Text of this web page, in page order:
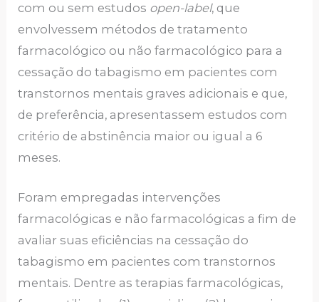
com ou sem estudos open-label, que
envolvessem métodos de tratamento
farmacológico ou não farmacológico para a
cessação do tabagismo em pacientes com
transtornos mentais graves adicionais e que,
de preferência, apresentassem estudos com
critério de abstinência maior ou igual a 6
meses.
Foram empregadas intervenções
farmacológicas e não farmacológicas a fim de
avaliar suas eficiências na cessação do
tabagismo em pacientes com transtornos
mentais. Dentre as terapias farmacológicas,